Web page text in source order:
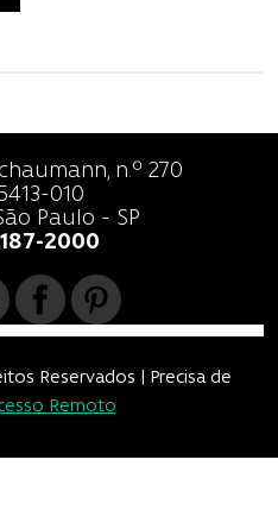
n.º 270
010
Paulo - SP
2000
Reservados | Precisa de
Remoto